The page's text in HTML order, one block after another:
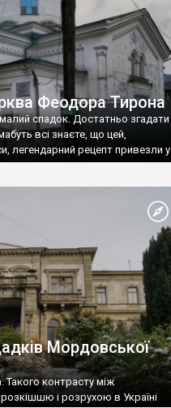
Феодора Тирона
спадок. Достатньо згадати
всі знаєте, що цей,
легендарний рецепт привезли у
Мордовської
Такого контрасту між
розкішшю і розрухою в Україні